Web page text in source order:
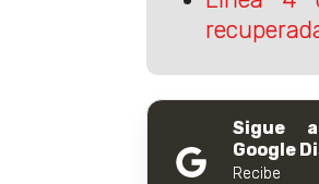
Sigue
Google
Recibe